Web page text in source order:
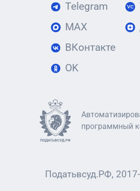
Telegram
MAX
ВКонтакте
OK
программный
Податьвсуд.РФ,